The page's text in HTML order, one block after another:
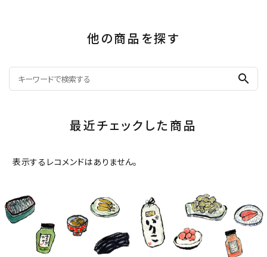
他の商品を探す
search
最近チェックした商品
表示するレコメンドはありません。